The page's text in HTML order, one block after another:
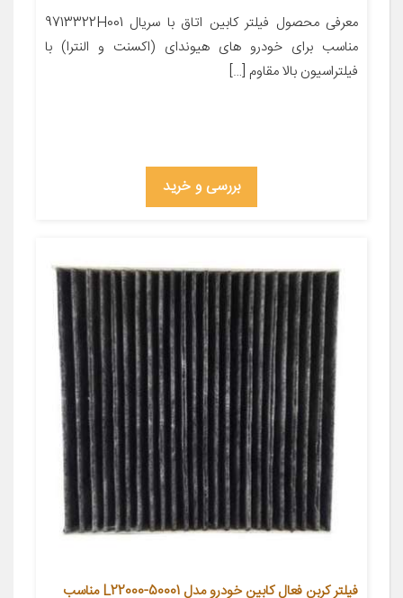
معرفی محصول فیلتر کابین اتاق با سریال 9713322H001
مناسب برای خودرو های هیوندای (اکسنت و النترا) با
فیلتراسیون بالا مقاوم […]
بررسی و خرید
فیلتر کربن فعال کابین خودرو مدل L22000-50001 مناسب